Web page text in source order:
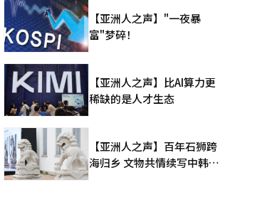
【亚洲人之声】"一夜暴
富"梦碎！
【亚洲人之声】比AI算力更
稀缺的是人才生态
【亚洲人之声】百年石狮跨
海归乡 文物共情续写中韩人